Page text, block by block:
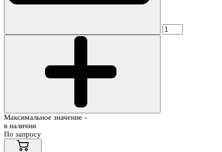
Максимальное значение -
в наличии
По запросу